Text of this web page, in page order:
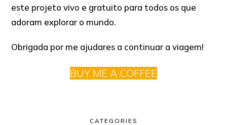
este projeto vivo e gratuito para todos os que
adoram explorar o mundo.
Obrigada por me ajudares a continuar a viagem!
BUY ME A COFFEE
CATEGORIES